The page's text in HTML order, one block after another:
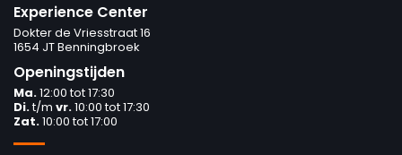
Experience Center
Dokter de Vriesstraat 16
1654 JT Benningbroek
Openingstijden
Ma.12:00 tot 17:30
Di.t/m vr.10:00 tot 17:30
Zat.10:00 tot 17:00